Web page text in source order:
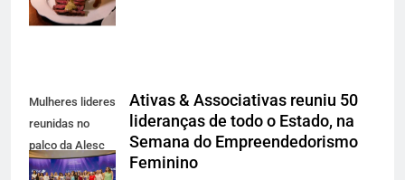
Mulheres lideres
reunidas no
palco da Alesc
(foto: Isis
Ativas & Associativas reuniu 50
lideranças de todo o Estado, na
Semana do Empreendedorismo
Feminino